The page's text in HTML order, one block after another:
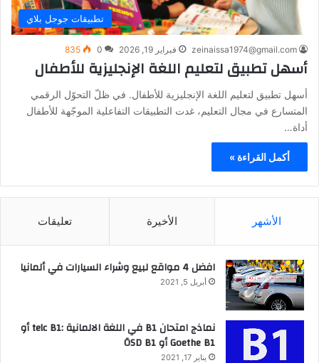
تطبيقات جوجل بلاي
zeinaissa1974@gmail.com فبراير 19, 2026 0
835
أسهل تطبيق لتعليم اللغة الإنجليزية للأطفال
أسهل تطبيق لتعليم اللغة الإنجليزية للأطفال. في ظلّ التحوّل الرقمي
المتسارع في مجال التعليم، غدت التطبيقات التفاعلية الموجّهة للأطفال
أداة…
أكمل القراءة »
الأشهر الأخيرة تعليقات
افضل 4 مواقع لبيع وشراء السيارات في ألمانيا
أبريل 5, 2021
نماذج امتحان B1 في اللغة الالمانية :telc B1 أو
Goethe B1 أو ÖSD B1
يناير 17, 2021